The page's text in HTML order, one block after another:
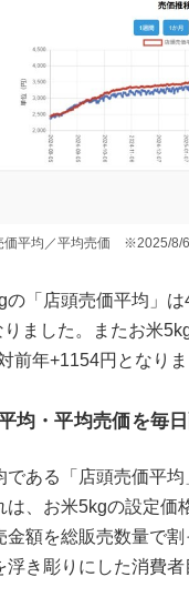
価平均／平均売価 ※2025/
の「店頭売価平均」
ました。またお米
前年+1154円となりま
均・平均売価を毎
である「店頭売価平
、お米5kgの設定価
金額を総販売数量で
き彫りにした消費者